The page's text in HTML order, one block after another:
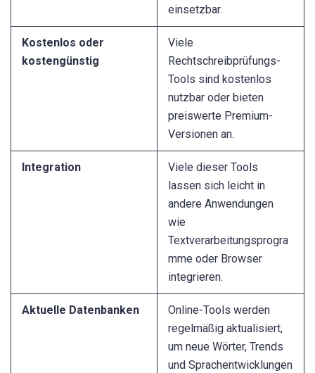
einsetzbar.
Kostenlos oder
kostengünstig
Viele
Rechtschreibprüfungs-
Tools sind kostenlos
nutzbar oder bieten
preiswerte Premium-
Versionen an.
Integration
Viele dieser Tools
lassen sich leicht in
andere Anwendungen
wie
Textverarbeitungsprogra
mme oder Browser
integrieren.
Aktuelle Datenbanken
Online-Tools werden
regelmäßig aktualisiert,
um neue Wörter, Trends
und Sprachentwicklungen